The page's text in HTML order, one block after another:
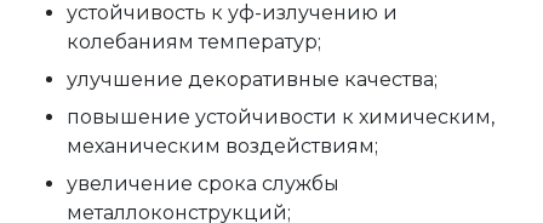
устойчивость к уф-излучению и
колебаниям температур;
улучшение декоративные качества;
повышение устойчивости к химическим,
механическим воздействиям;
увеличение срока службы
металлоконструкций;